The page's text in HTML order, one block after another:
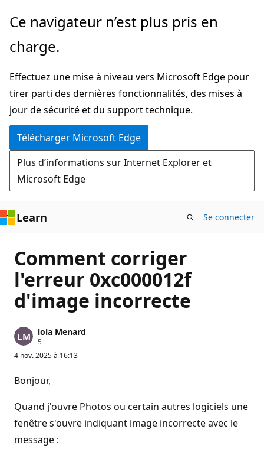
Passer
directement
au
principal
Ce navigateur n’est plus pris en
charge.
Effectuez une mise à niveau vers Microsoft Edge pour
tirer parti des dernières fonctionnalités, des mises à
jour de sécurité et du support technique.
Télécharger Microsoft Edge
Plus d’informations sur Internet Explorer et
Microsoft Edge
Learn Se connecter
Comment corriger
l'erreur 0xc000012f
d'image incorrecte
lola Menard
5
i
t
s
e
r
é
p
u
4 nov. 2025 à 16:13
Bonjour,
Quand j'ouvre Photos ou certain autres logiciels une
fenêtre s'ouvre indiquant image incorrecte avec le
message :